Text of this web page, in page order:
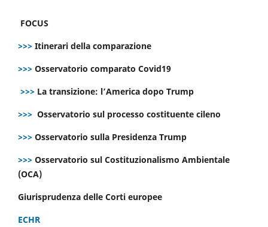
FOCUS
>>> Itinerari della comparazione
>>> Osservatorio comparato Covid19
>>> La transizione: l’America dopo Trump
>>> Osservatorio sul processo costituente cileno
>>> Osservatorio sulla Presidenza Trump
>>> Osservatorio sul Costituzionalismo Ambientale
(OCA)
Giurisprudenza delle Corti europee
ECHR